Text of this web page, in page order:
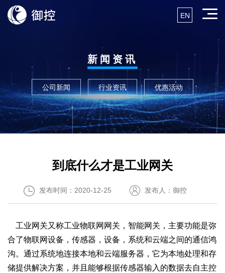
EN
新闻资讯
公司新闻 行业资讯 优惠活动
到底什么才是工业网关
发布时间：2020-12-25 发布人：御控
工业网关又称工业物联网网关，智能网关，主要功能是弥
合了物联网设备，传感器，设备，系统和云端之间的通信鸿
沟。通过系统地连接本地和云端服务器，它为本地处理和存
储提供解决方案，并且能够根据传感器输入的数据去自主控